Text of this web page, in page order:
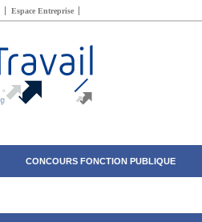
Espace Entreprise
CONCOURS FONCTION PUBLIQUE